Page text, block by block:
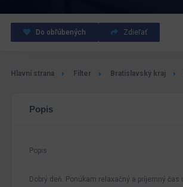
Do obľúbených Zdieľať
Hlavní strana Filter Bratislavský kraj
Popis
Popis
Dobrý deň. Ponúkam relaxačný a príjemný čas